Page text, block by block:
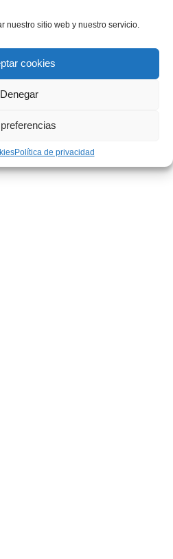
nuestro sitio web y nuestro servicio.
cookies
Denegar
Política de privacidad